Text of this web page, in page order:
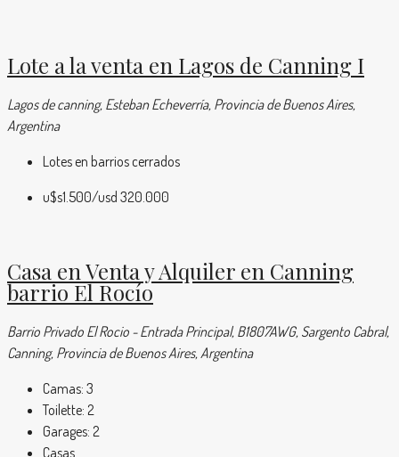
Lote a la venta en Lagos de Canning I
Lagos de canning, Esteban Echeverría, Provincia de Buenos Aires,
Argentina
Lotes en barrios cerrados
u$s1.500/usd 320.000
Casa en Venta y Alquiler en Canning
barrio El Rocío
Barrio Privado El Rocio - Entrada Principal, B1807AWG, Sargento Cabral,
Canning, Provincia de Buenos Aires, Argentina
Camas: 3
Toilette: 2
Garages: 2
Casas